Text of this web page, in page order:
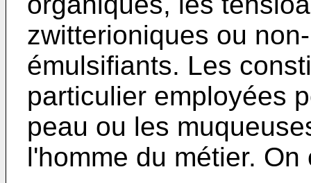
zwitterioniques ou
émulsifiants. Les
particulier employées
peau ou les
l'homme du métier.